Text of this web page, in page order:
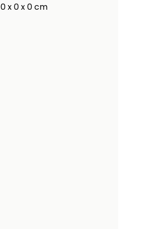
0 x 0 x 0 cm